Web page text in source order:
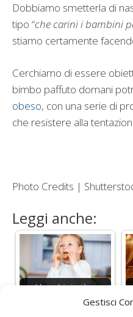
Gestisci
Dobbiamo smetterla di
tipo “che carini i bambini
stiamo certamente
Cerchiamo di essere
bimbo paffuto domani
obeso, con una serie di
che resistere alla
Photo Credits |
Leggi anche:
I bambini più a
rischio obesità sono